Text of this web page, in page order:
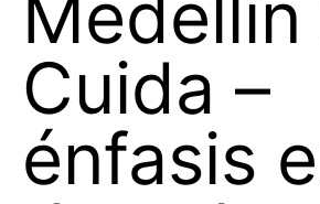
Medellín
Cuida –
énfasis